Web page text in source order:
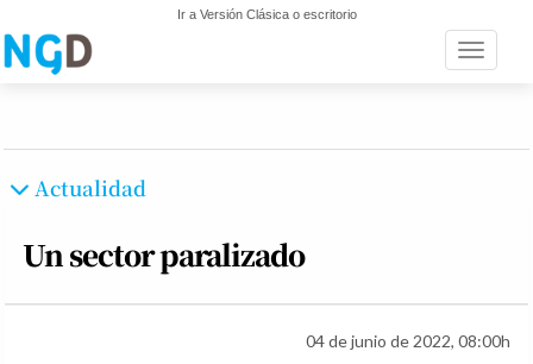
Ir a Versión Clásica o escritorio
Toggle
Actualidad
Un sector paralizado
04 de junio de 2022, 08:00h